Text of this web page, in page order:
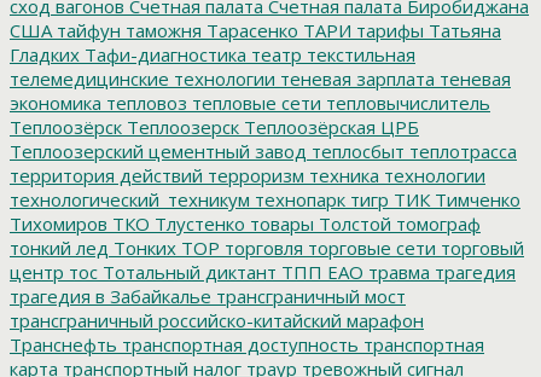
сход вагонов Счетная палата Счетная палата Биробиджана
США тайфун таможня Тарасенко ТАРИ тарифы Татьяна
Гладких Тафи-диагностика театр текстильная
телемедицинские технологии теневая зарплата теневая
экономика тепловоз тепловые сети тепловычислитель
Теплоозёрск Теплоозерск Теплоозёрская ЦРБ
Теплоозерский цементный завод теплосбыт теплотрасса
территория действий терроризм техника технологии
технологический_техникум технопарк тигр ТИК Тимченко
Тихомиров ТКО Тлустенко товары Толстой томограф
тонкий лед Тонких ТОР торговля торговые сети торговый
центр тос Тотальный диктант ТПП ЕАО травма трагедия
трагедия в Забайкалье трансграничный мост
трансграничный российско-китайский марафон
Транснефть транспортная доступность транспортная
карта транспортный налог траур тревожный сигнал